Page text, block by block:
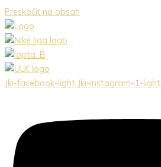
Preskočiť na obsah
Jki-facebook-light Jki-instagram-1-light